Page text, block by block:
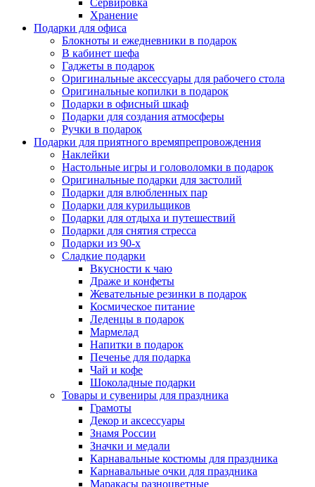
Сервировка
Хранение
Подарки для офиса
Блокноты и ежедневники в подарок
В кабинет шефа
Гаджеты в подарок
Оригинальные аксессуары для рабочего стола
Оригинальные копилки в подарок
Подарки в офисный шкаф
Подарки для создания атмосферы
Ручки в подарок
Подарки для приятного времяпрепровождения
Наклейки
Настольные игры и головоломки в подарок
Оригинальные подарки для застолий
Подарки для влюбленных пар
Подарки для курильщиков
Подарки для отдыха и путешествий
Подарки для снятия стресса
Подарки из 90-х
Сладкие подарки
Вкусности к чаю
Драже и конфеты
Жевательные резинки в подарок
Космическое питание
Леденцы в подарок
Мармелад
Напитки в подарок
Печенье для подарка
Чай и кофе
Шоколадные подарки
Товары и сувениры для праздника
Грамоты
Декор и аксессуары
Знамя России
Значки и медали
Карнавальные костюмы для праздника
Карнавальные очки для праздника
Маракасы разноцветные